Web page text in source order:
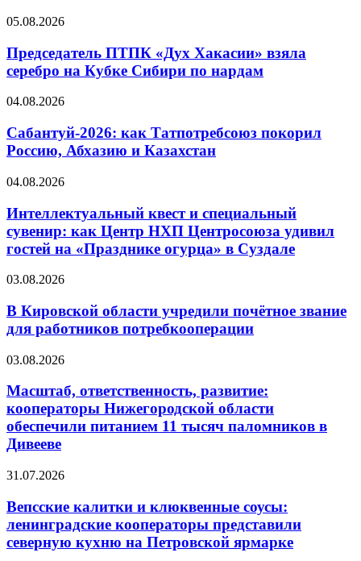
05.08.2026
Председатель ПТПК «Дух Хакасии» взяла
серебро на Кубке Сибири по нардам
04.08.2026
Сабантуй-2026: как Татпотребсоюз покорил
Россию, Абхазию и Казахстан
04.08.2026
Интеллектуальный квест и специальный
сувенир: как Центр НХП Центросоюза удивил
гостей на «Празднике огурца» в Суздале
03.08.2026
В Кировской области учредили почётное звание
для работников потребкооперации
03.08.2026
Масштаб, ответственность, развитие:
кооператоры Нижегородской области
обеспечили питанием 11 тысяч паломников в
Дивееве
31.07.2026
Вепсские калитки и клюквенные соусы:
ленинградские кооператоры представили
северную кухню на Петровской ярмарке